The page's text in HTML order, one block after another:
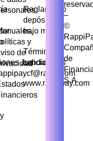
Judiciales
y
de
Reglamento
depósito de
bajo monto
Términos y
condiciones
www.rappipay.com
–
©
de
S.A